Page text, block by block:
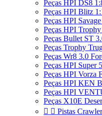
Peças HPI DS8
Peças HPI Blitz
Peças HPI
Peças HPI
Peças Bullet ST
Peças Trophy
Peças Wr8 3.0
Peças HPI Super
Peças HPI Vorza
Peças HPI KEN
Peças HPI
Peças X10E
  Pistas